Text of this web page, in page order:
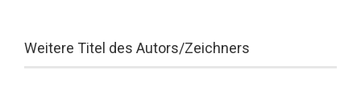
Weitere Titel des Autors/Zeichners